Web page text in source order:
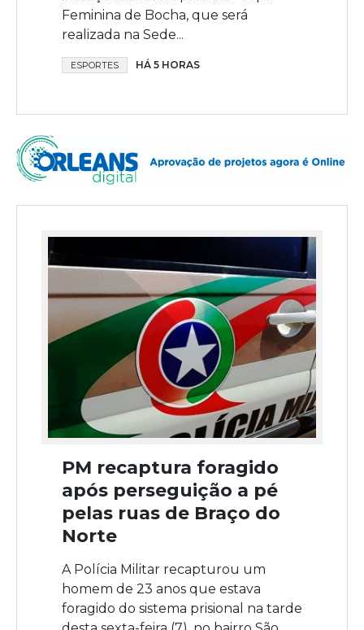
Feminina de Bocha, que será
realizada na Sede...
ESPORTES HÁ 5 HORAS
PM recaptura foragido
após perseguição a pé
pelas ruas de Braço do
Norte
A Polícia Militar recapturou um
homem de 23 anos que estava
foragido do sistema prisional na tarde